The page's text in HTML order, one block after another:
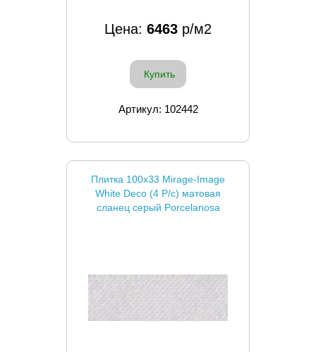
Цена: 6463 р/м2
Купить
Артикул: 102442
Плитка 100x33 Mirage-Image
White Deco (4 P/c) матовая
сланец серый Porcelanosa